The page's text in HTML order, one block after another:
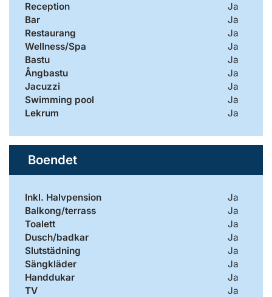
Reception
Ja
Bar
Ja
Restaurang
Ja
Wellness/Spa
Ja
Bastu
Ja
Ångbastu
Ja
Jacuzzi
Ja
Swimming pool
Ja
Lekrum
Ja
Boendet
Inkl. Halvpension
Ja
Balkong/terrass
Ja
Toalett
Ja
Dusch/badkar
Ja
Slutstädning
Ja
Sängkläder
Ja
Handdukar
Ja
TV
Ja